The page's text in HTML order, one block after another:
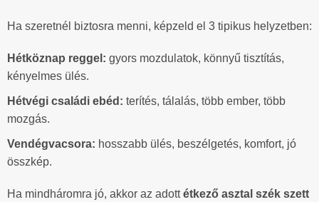
Ha szeretnél biztosra menni, képzeld el 3 tipikus helyzetben:
Hétköznap reggel: gyors mozdulatok, könnyű tisztítás,
kényelmes ülés.
Hétvégi családi ebéd: terítés, tálalás, több ember, több
mozgás.
Vendégvacsora: hosszabb ülés, beszélgetés, komfort, jó
összkép.
Ha mindháromra jó, akkor az adottétkező asztal szék szett